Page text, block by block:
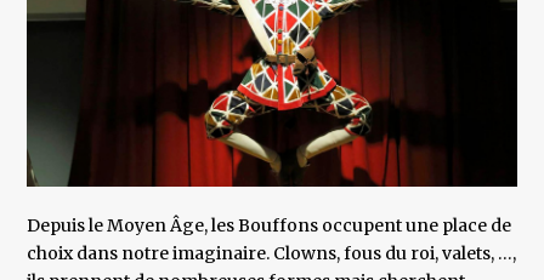
Depuis le Moyen Âge, les Bouffons occupent une place de
choix dans notre imaginaire. Clowns, fous du roi, valets, …,